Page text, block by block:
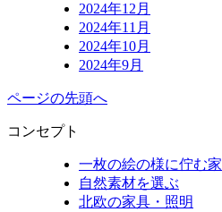
2024年12月
2024年11月
2024年10月
2024年9月
ページの先頭へ
コンセプト
一枚の絵の様に佇む家
自然素材を選ぶ
北欧の家具・照明